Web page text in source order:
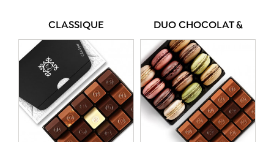
CLASSIQUE DUO CHOCOLAT &